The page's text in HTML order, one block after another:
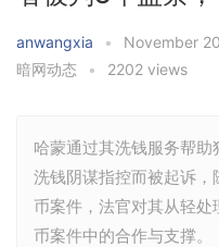
anwangxia • November
暗网动态
• 2202 views
哈蒙通过其洗钱服务帮
洗钱阴谋指控而被起诉
币案件，法官对其从轻
币案件中的合作与支撑。